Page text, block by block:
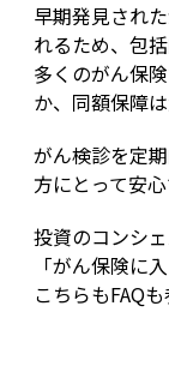
早期発見され
れるため、包
多くのがん保
か、同額保障
がん検診を定
方にとって安
投資のコンシ
「がん保険に
こちらもFAQ